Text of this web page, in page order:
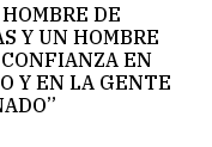
HOMBRE DE
Y UN HOMBRE
EN
Y EN LA GENTE